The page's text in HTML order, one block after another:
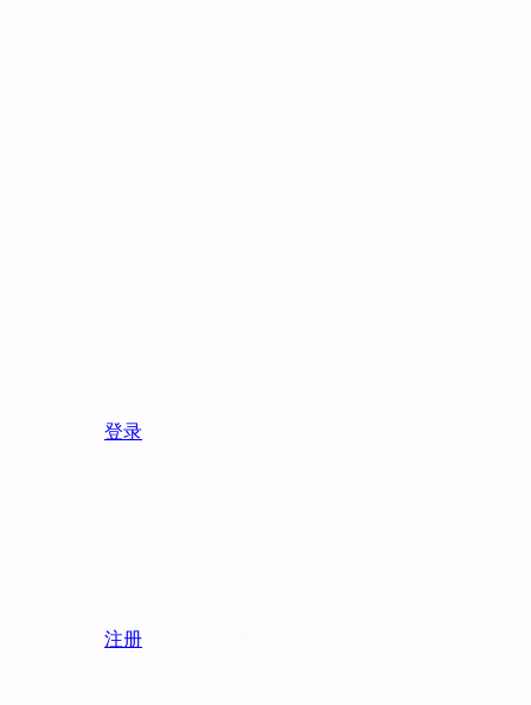
登录
注册